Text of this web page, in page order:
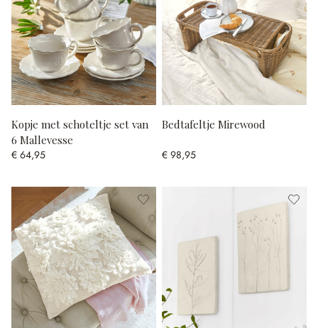
Kopje met schoteltje set van
6 Mallevesse
€ 64,95
Bedtafeltje Mirewood
€ 98,95